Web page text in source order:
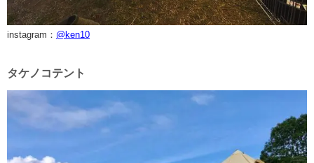
instagram： @ken10
タケノコテント